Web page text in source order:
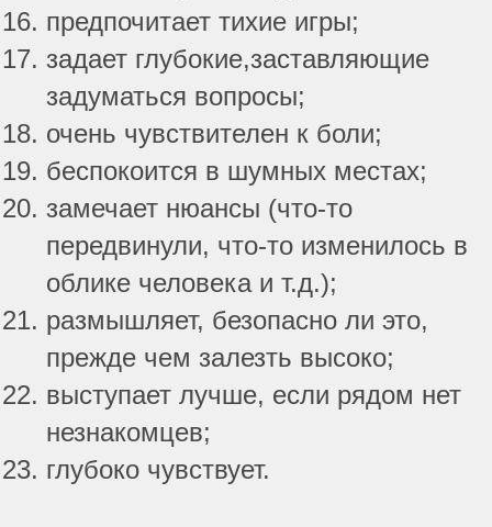
предпочитает тихие игры;
задает глубокие,заставляющие
задуматься вопросы;
очень чувствителен к боли;
беспокоится в шумных местах;
замечает нюансы (что-то
передвинули, что-то изменилось в
облике человека и т.д.);
размышляет, безопасно ли это,
прежде чем залезть высоко;
выступает лучше, если рядом нет
незнакомцев;
глубоко чувствует.